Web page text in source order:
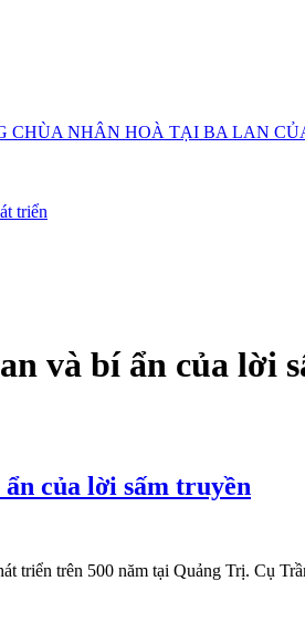
NHÂN HOÀ TẠI BA LAN
triển
và bí ẩn của lời
của lời sấm truyền
triển trên 500 năm tại Quảng Trị. Cụ